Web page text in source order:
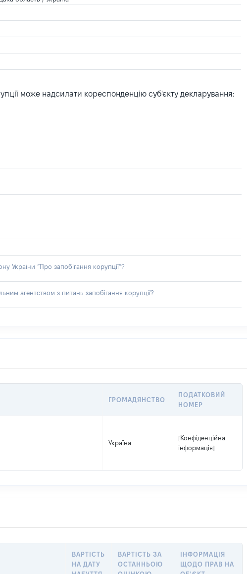
може надсилати кореспонденцію суб'єкту декларування:
України “Про запобігання корупції”?
агентством з питань запобігання корупції?
ГРОМАДЯНСТВО
ПОДАТКОВИЙ
НОМЕР
Україна
[Конфіденційна
інформація]
ВАРТІСТЬ
НА ДАТУ
ВАРТІСТЬ ЗА
ОСТАННЬОЮ
ІНФОРМАЦІЯ
ЩОДО ПРАВ НА